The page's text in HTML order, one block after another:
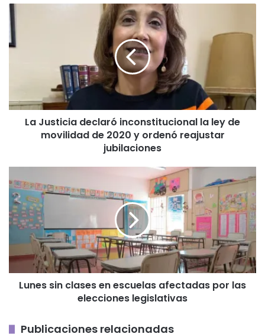
La
Justicia
declaró
inconstitucional
de
La Justicia declaró inconstitucional la ley de
movilidad de 2020 y ordenó reajustar
jubilaciones
sin
clases
en
escuelas
afectadas
por
las
elecciones
legislativas
Lunes sin clases en escuelas afectadas por las
elecciones legislativas
Publicaciones relacionadas